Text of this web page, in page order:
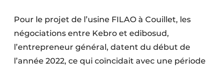
Pour le projet de l’usine FILAO à Couillet, les
négociations entre Kebro et edibosud,
l’entrepreneur général, datent du début de
l’année 2022, ce qui coïncidait avec une période